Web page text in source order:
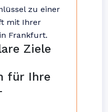
zu einer
mit Ihrer
Frankfurt.
Ziele
für Ihre